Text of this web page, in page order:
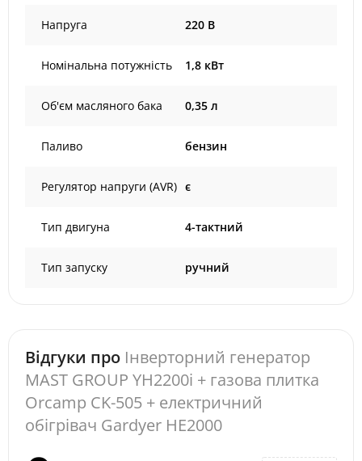
Напруга 220 В
Номінальна потужність 1,8 кВт
Об'єм масляного бака 0,35 л
Паливо бензин
Регулятор напруги (AVR) є
Тип двигуна 4-тактний
Тип запуску ручний
Відгуки про Інверторний генератор
MAST GROUP YH2200i + газова плитка
Orcamp CK-505 + електричний
обігрівач Gardyer HE2000